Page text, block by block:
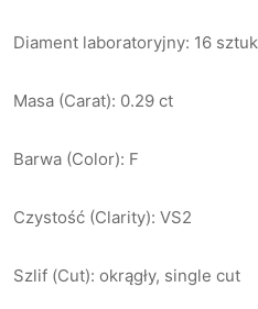
Diament laboratoryjny: 16 sztuk
Masa (Carat): 0.29 ct
Barwa (Color): F
Czystość (Clarity): VS2
Szlif (Cut): okrągły, single cut